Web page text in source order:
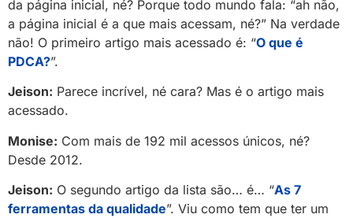
da página inicial, né? Porque todo mundo fala: “ah não,
a página inicial é a que mais acessam, né?” Na verdade
não! O primeiro artigo mais acessado é: “O que é
PDCA?”.
Jeison: Parece incrível, né cara? Mas é o artigo mais
acessado.
Monise: Com mais de 192 mil acessos únicos, né?
Desde 2012.
Jeison: O segundo artigo da lista são… é… “As 7
ferramentas da qualidade”. Viu como tem que ter um